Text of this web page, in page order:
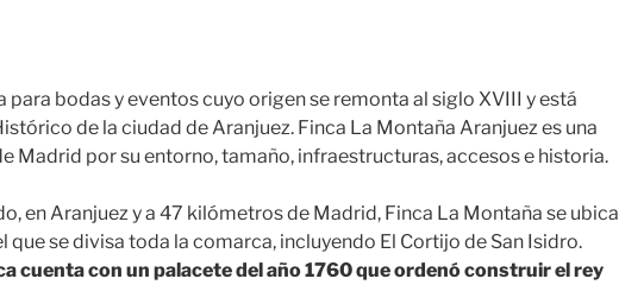
para bodas y eventos cuyo origen se remonta al siglo XVIII y está
de la ciudad de Aranjuez. Finca La Montaña Aranjuez es una
Madrid por su entorno, tamaño, infraestructuras, accesos e historia.
en Aranjuez y a 47 kilómetros de Madrid, Finca La Montaña se ubica
que se divisa toda la comarca, incluyendo El Cortijo de San Isidro.
cuenta con un palacete del año 1760 que ordenó construir el rey